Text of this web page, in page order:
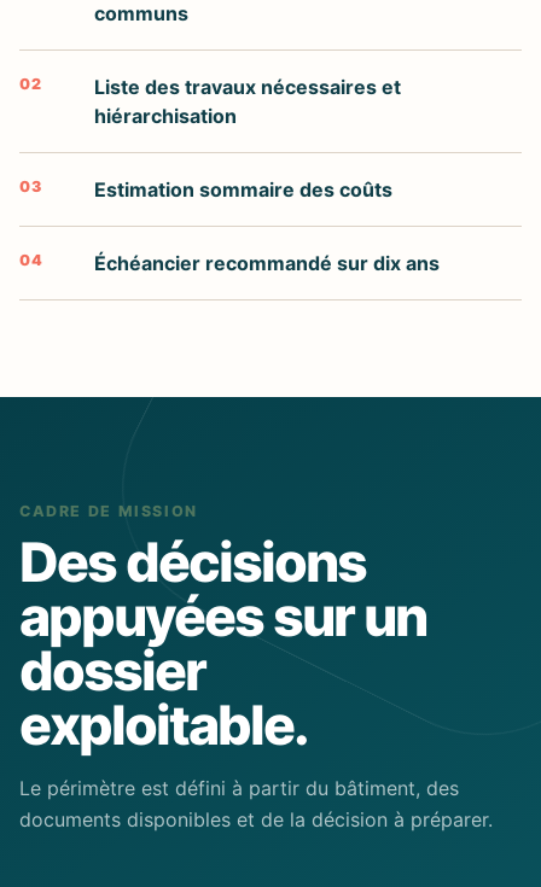
communs
02
Liste des travaux nécessaires et
hiérarchisation
03 Estimation sommaire des coûts
04 Échéancier recommandé sur dix ans
CADRE DE MISSION
Des décisions
appuyées sur un
dossier
exploitable.
Le périmètre est défini à partir du bâtiment, des
documents disponibles et de la décision à préparer.